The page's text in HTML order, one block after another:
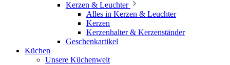
Kerzen & Leuchter
Alles in Kerzen & Leuchter
Kerzen
Kerzenhalter & Kerzenständer
Geschenkartikel
Küchen
Unsere Küchenwelt